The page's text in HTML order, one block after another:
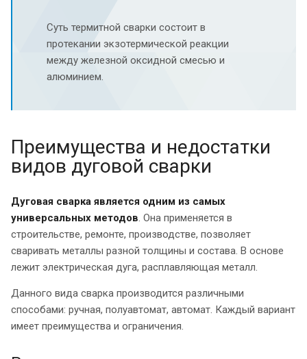
Суть термитной сварки состоит в
протекании экзотермической реакции
между железной оксидной смесью и
алюминием.
Преимущества и недостатки
видов дуговой сварки
Дуговая сварка является одним из самых
универсальных методов. Она применяется в
строительстве, ремонте, производстве, позволяет
сваривать металлы разной толщины и состава. В основе
лежит электрическая дуга, расплавляющая металл.
Данного вида сварка производится различными
способами: ручная, полуавтомат, автомат. Каждый вариант
имеет преимущества и ограничения.